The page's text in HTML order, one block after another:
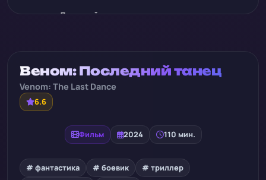
Для этой записи нет истории чата
Веном: Последний танец
Venom: The Last Dance
6.6
Фильм 2024 110 мин.
# фантастика # боевик
# триллер